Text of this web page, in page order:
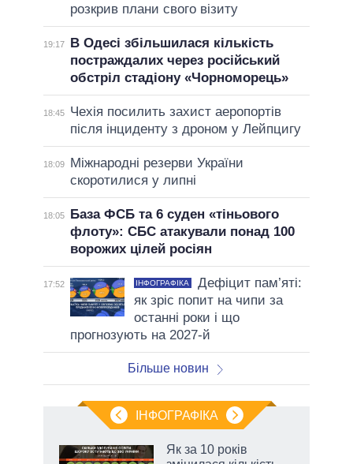
розкрив плани свого візиту
19:17
В Одесі збільшилася кількість
постраждалих через російський
обстріл стадіону «Чорноморець»
18:45
Чехія посилить захист аеропортів
після інциденту з дроном у Лейпцигу
18:09
Міжнародні резерви України
скоротилися у липні
18:05
База ФСБ та 6 суден «тіньового
флоту»: СБС атакували понад 100
ворожих цілей росіян
17:52 ІНФОГРАФІКА
Дефіцит пам’яті:
як зріс попит на чипи за
останні роки і що
прогнозують на 2027-й
Більше новин
ІНФОГРАФІКА
Як за 10 років